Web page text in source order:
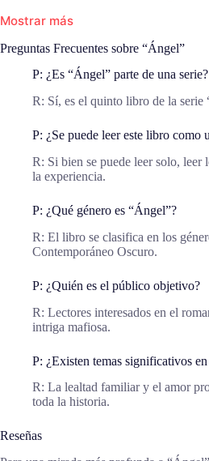
Mostrar más
Preguntas Frecuentes sobre “Ángel”
P: ¿Es “Ángel” parte de una serie?
R: Sí, es el quinto libro de la serie
P: ¿Se puede leer este libro como
R: Si bien se puede leer solo, leer
la experiencia.
P: ¿Qué género es “Ángel”?
R: El libro se clasifica en los
Contemporáneo Oscuro.
P: ¿Quién es el público objetivo?
R: Lectores interesados en el
intriga mafiosa.
P: ¿Existen temas significativos
R: La lealtad familiar y el amor
toda la historia.
Reseñas